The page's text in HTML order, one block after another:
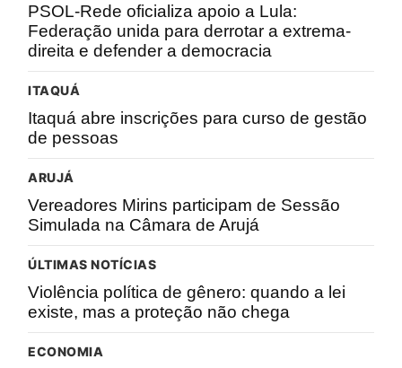
PSOL-Rede oficializa apoio a Lula:
Federação unida para derrotar a extrema-
direita e defender a democracia
ITAQUÁ
Itaquá abre inscrições para curso de gestão
de pessoas
ARUJÁ
Vereadores Mirins participam de Sessão
Simulada na Câmara de Arujá
ÚLTIMAS NOTÍCIAS
Violência política de gênero: quando a lei
existe, mas a proteção não chega
ECONOMIA